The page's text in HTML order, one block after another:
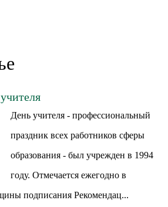
День учителя - профессиональный
праздник всех работников сферы
образования - был учрежден в 1994
году. Отмечается ежегодно в
подписания Рекомендац...